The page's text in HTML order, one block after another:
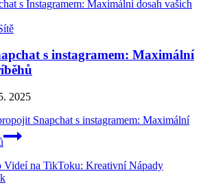
s instagramem: Maximální
2025
Snapchat s instagramem: Maximální